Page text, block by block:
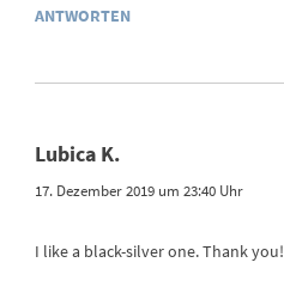
ANTWORTEN
Lubica K.
17. Dezember 2019 um 23:40 Uhr
I like a black-silver one. Thank you!